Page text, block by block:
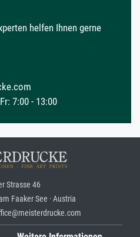
helfen Ihnen gerne
7:00 - 13:00
Strasse 46
Faaker See · Austria